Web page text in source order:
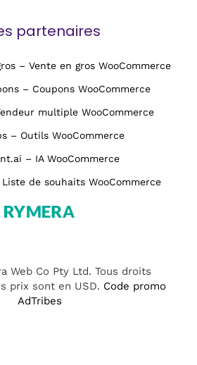
partenaires
– Vente en gros WooCommerce
– Coupons WooCommerce
multiple WooCommerce
– Outils WooCommerce
– IA WooCommerce
Liste de souhaits WooCommerce
Web Co Pty Ltd. Tous droits
prix sont en USD. Code promo
AdTribes